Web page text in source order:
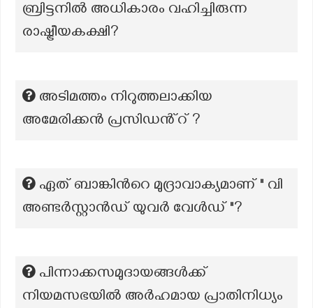
ബ്രിട്ടനിൽ അധികാരം വഹിച്ചിരുന്ന
രാഷ്ട്രീയകക്ഷി?
അടിമത്തം നിറുത്തലാക്കിയ
അമേരിക്കൻ പ്രസിഡൻ്റ് ?
ഏത് ബാങ്കിന്‍റെ മുദ്രാവാക്യമാണ് " വി
അണ്ടർസ്റ്റാൻഡ് യുവർ വേൾഡ് "?
പിന്നാക്കസമുദായങ്ങൾക്ക്
നിയമസഭയിൽ അർഹമായ പ്രാതിനിധ്യം